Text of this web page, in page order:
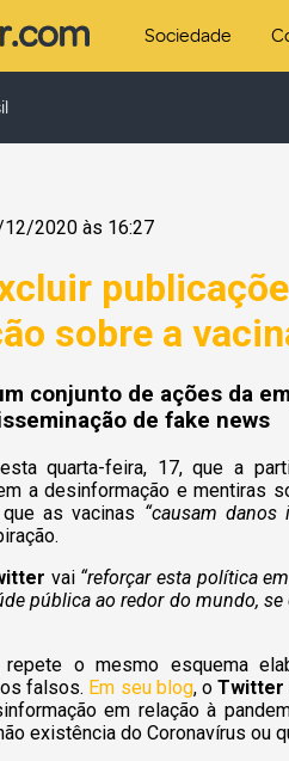
Sociedade
2020 às 16:27
sobre a
conjunto de ações da
de fake news
quarta-feira, 17, que a
a desinformação e mentiras
as vacinas “causam danos
vai “reforçar esta política
pública ao redor do mundo,
o mesmo esquema
falsos. Em seu blog, o Twitter
em relação à
existência do Coronavírus ou